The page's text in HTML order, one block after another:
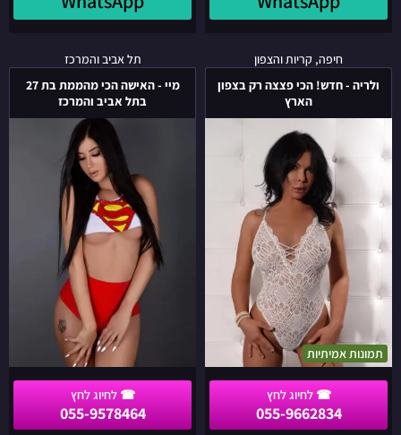
חיפה, קריות והצפון
ולריה - חדש! הכי פצצה רק בצפון
הארץ
תמונות אמיתיות
055-9662834
ולריה
-
חדש!
הכי
פצצה
רק
בצפון
הארץ
תל אביב והמרכז
מיי - האישה הכי מהממת בת 27
בתל אביב והמרכז
055-9578464
מיי
-
האישה
הכי
מהממת
בת
27
בתל
אביב
והמרכז